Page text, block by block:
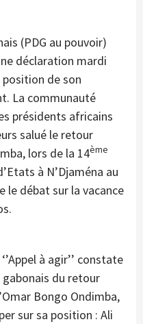
(PDG au pouvoir)
déclaration mardi
de son
La communauté
présidents africains
salué le retour
lors de la 14ème
à N’Djaména au
le débat sur la vacance
à agir’’ constate
du retour
Bongo Ondimba,
sur sa position : Ali